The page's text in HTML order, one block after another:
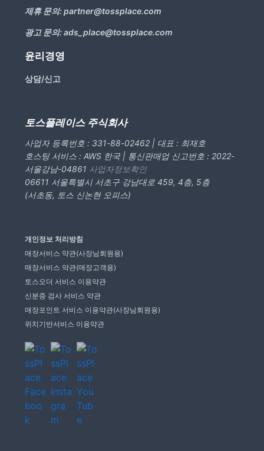
제휴 문의:partner@tossplace.com
광고 문의:ads_place@tossplace.com
윤리경영
상담/신고
토스플레이스 주식회사
사업자 등록번호 : 331-88-02462 | 대표 : 최재호
호스팅 서비스 : AWS 한국 | 통신판매업 신고번호 : 2022-
서울강남-04861 사업자정보확인
06611 서울특별시 서초구 강남대로 459, 4층, 5층
(서초동, 토스 신논현 오피스)
개인정보 처리방침
매장서비스 약관(사장님회원용)
매장서비스 약관(매장고객용)
토스오더 서비스 이용약관
신분증 검사 서비스 약관
매장포인트 서비스 이용약관(사장님회원용)
위치기반서비스 이용약관